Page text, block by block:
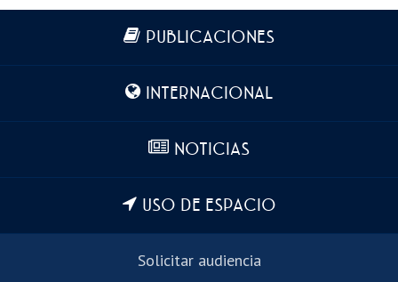
Más información
PUBLICACIONES
INTERNACIONAL
NOTICIAS
USO DE ESPACIO
Solicitar audiencia